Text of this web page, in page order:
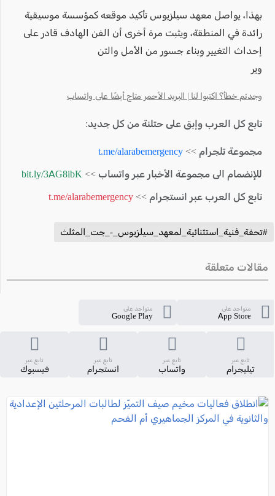
بهذا، يواصل معهد سيلزيوس تأكيد موقعه كمؤسسة موسيقية
رائدة في المنطقة، ويثبت مرة أخرى أن الفن الهادف قادر على
إحداث التغيير وبناء جسور من الأمل والتن
وير
وجدتم خطأ؟ اكتبوا لنا | البريد الأحمر متاح أيضًا على واتساب
تابع كل العرب وإبق على حتلنة من كل جديد:
مجموعة تلجرام >> t.me/alarabemergency
للإنضمام الى مجموعة الأخبار عبر واتساب >> bit.ly/3AG8ibK
تابع كل العرب عبر انستجرام >> t.me/alarabemergency
#تحفة_فنية_استثنائية_لمعهد_سيلزيوس_-_جت_المثلث
مقالات متعلقة
متواجد على
App Store
متواجد على
Google Play
تابع عبر
تيليجرام
تابع عبر
واتساب
تابع عبر
انستجرام
تابع عبر
فيسبوك